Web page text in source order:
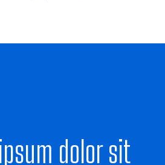
dolor sit